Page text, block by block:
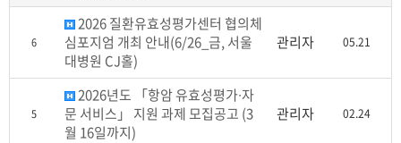
6
2026 질환유효성평가센터 협의체
심포지엄 개최 안내(6/26_금, 서울
대병원 CJ홀)
관리자 05.21
5
2026년도 「항암 유효성평가∙자
문 서비스」 지원 과제 모집공고 (3
월 16일까지)
관리자 02.24